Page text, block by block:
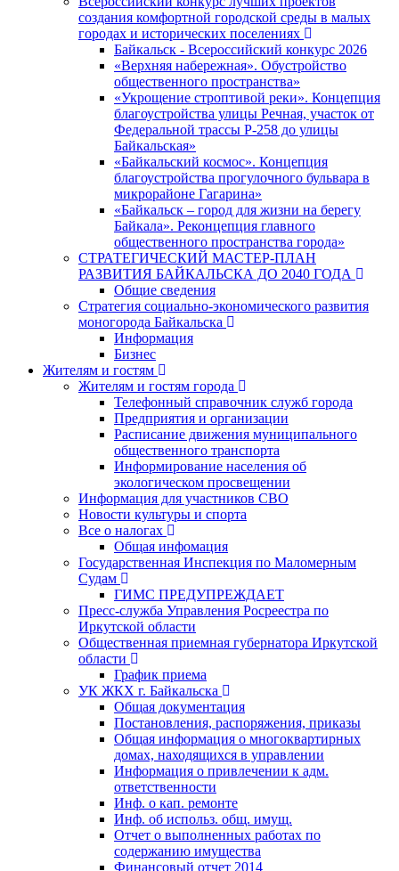
создания комфортной городской среды в малых
городах и исторических поселениях
Байкальск - Всероссийский конкурс 2026
«Верхняя набережная». Обустройство
общественного пространства»
«Укрощение строптивой реки». Концепция
благоустройства улицы Речная, участок от
Федеральной трассы Р-258 до улицы
Байкальская»
«Байкальский космос». Концепция
благоустройства прогулочного бульвара в
микрорайоне Гагарина»
«Байкальск – город для жизни на берегу
Байкала». Реконцепция главного
общественного пространства города»
СТРАТЕГИЧЕСКИЙ МАСТЕР-ПЛАН
РАЗВИТИЯ БАЙКАЛЬСКА ДО 2040 ГОДА
Общие сведения
Стратегия социально-экономического развития
моногорода Байкальска
Информация
Бизнес
Жителям и гостям
Жителям и гостям города
Телефонный справочник служб города
Предприятия и организации
Расписание движения муниципального
общественного транспорта
Информирование населения об
экологическом просвещении
Информация для участников СВО
Новости культуры и спорта
Все о налогах
Общая инфомация
Государственная Инспекция по Маломерным
Судам
ГИМС ПРЕДУПРЕЖДАЕТ
Пресс-служба Управления Росреестра по
Иркутской области
Общественная приемная губернатора Иркутской
области
График приема
УК ЖКХ г. Байкальска
Общая документация
Постановления, распоряжения, приказы
Общая информация о многоквартирных
домах, находящихся в управлении
Информация о привлечении к адм.
ответственности
Инф. о кап. ремонте
Инф. об использ. общ. имущ.
Отчет о выполненных работах по
содержанию имущества
Финансовый отчет 2014